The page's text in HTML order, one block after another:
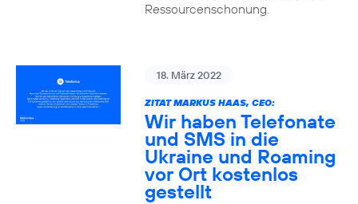
Ressourcenschonung.
18. März 2022
ZITAT MARKUS HAAS, CEO:
Wir haben Telefonate
und SMS in die
Ukraine und Roaming
vor Ort kostenlos
gestellt